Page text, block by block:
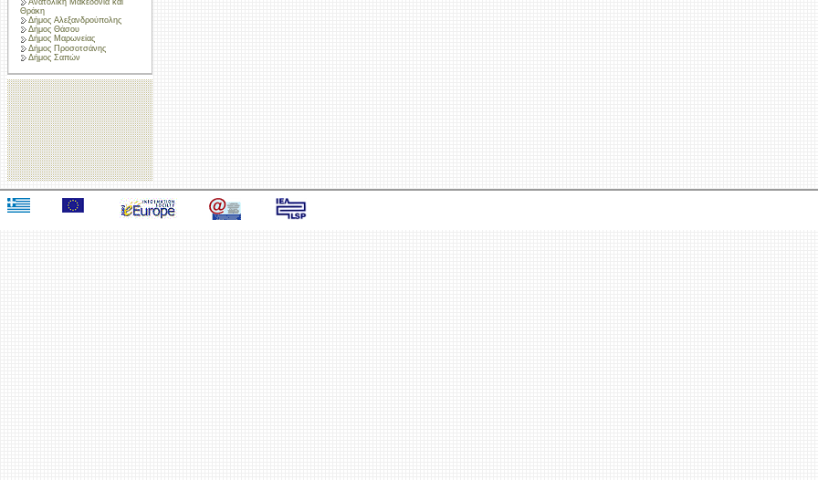
Ανατολική Μακεδονία και
Θράκη
Δήμος Αλεξανδρούπολης
Δήμος Θάσου
Δήμος Μαρωνείας
Δήμος Προσοτσάνης
Δήμος Σαπών